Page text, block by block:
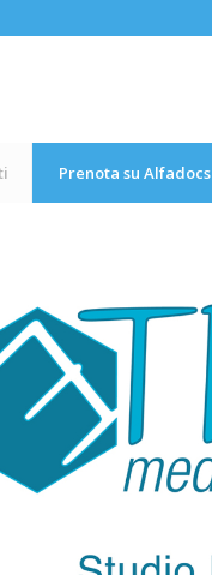
Prenota su Alfadocs